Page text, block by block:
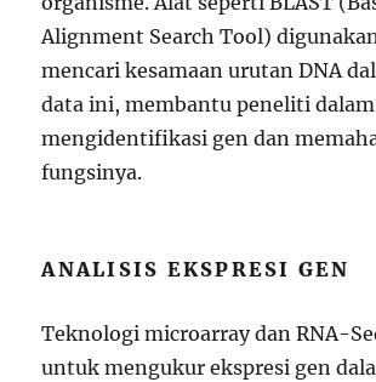
Alignment Search Tool)
mencari kesamaan urutan DNA
data ini, membantu peneliti dalam
mengidentifikasi gen dan
fungsinya.
ANALISIS EKSPRESI GEN
Teknologi microarray dan RNA-
untuk mengukur ekspresi gen